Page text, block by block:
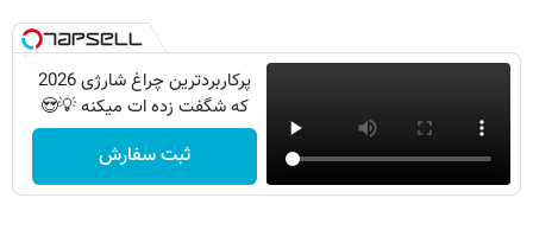
پرکاربردترین چراغ شارژی 2026
که شگفت زده ات میکنه 💡😍
ثبت سفارش